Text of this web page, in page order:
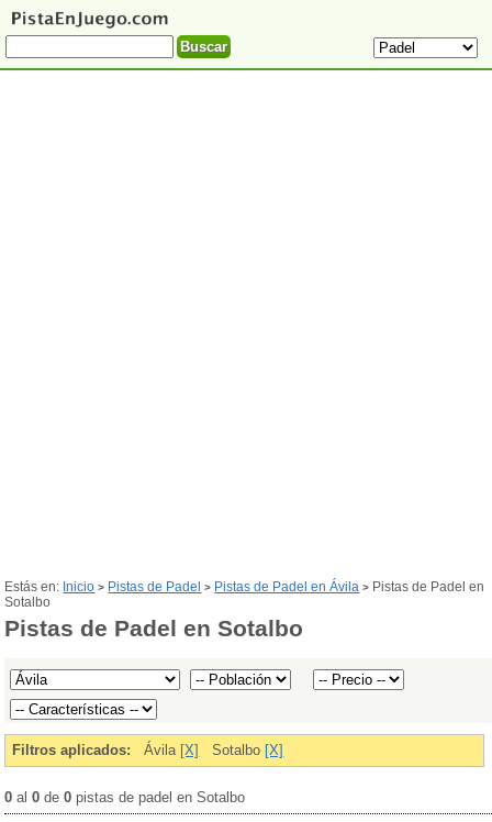
Estás en: Inicio > Pistas de Padel > Pistas de Padel en Ávila > Pistas de Padel en
Sotalbo
Pistas de Padel en Sotalbo
Filtros aplicados: Ávila [X] Sotalbo [X]
0 al0 de0 pistas de padel en Sotalbo